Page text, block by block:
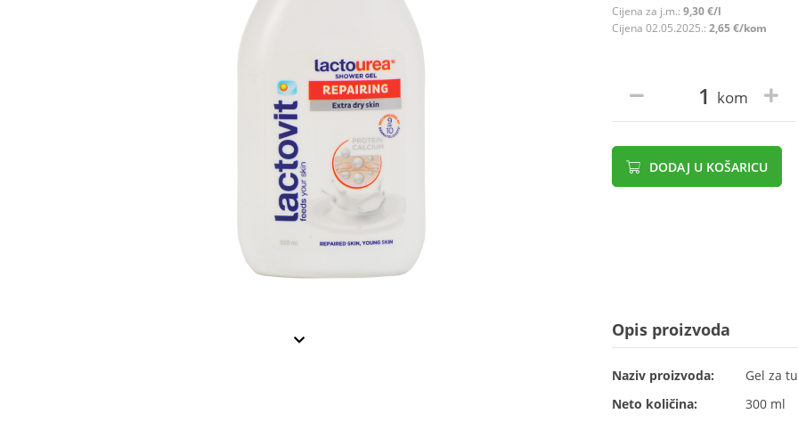
Cijena za j.m.: 9,30 €/l
Cijena 02.05.2025.: 2,65 €/kom
kom
DODAJ U KOŠARICU
Opis proizvoda
Naziv proizvoda:
Gel za
Neto količina:
300 ml